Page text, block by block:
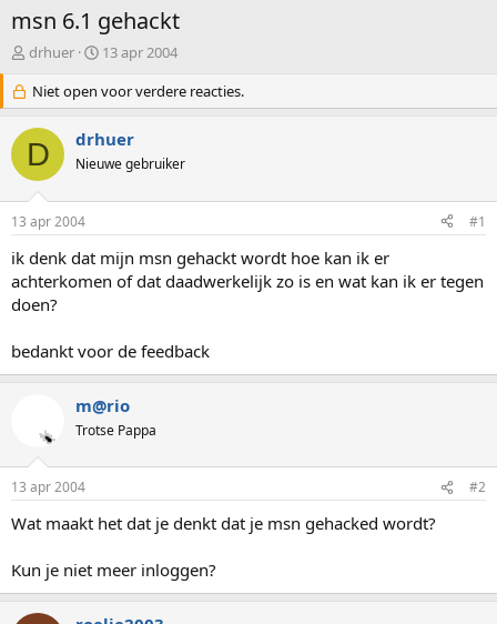
msn 6.1 gehackt
O
d
e
r
w
e
s
t
a
r
t
r
drhuer
S
a
r
d
a
m
13 apr 2004
Niet open voor verdere reacties.
D drhuer
Nieuwe gebruiker
13 apr 2004 #1
ik denk dat mijn msn gehackt wordt hoe kan ik er
achterkomen of dat daadwerkelijk zo is en wat kan ik er tegen
doen?
bedankt voor de feedback
m@rio
Trotse Pappa
13 apr 2004 #2
Wat maakt het dat je denkt dat je msn gehacked wordt?
Kun je niet meer inloggen?